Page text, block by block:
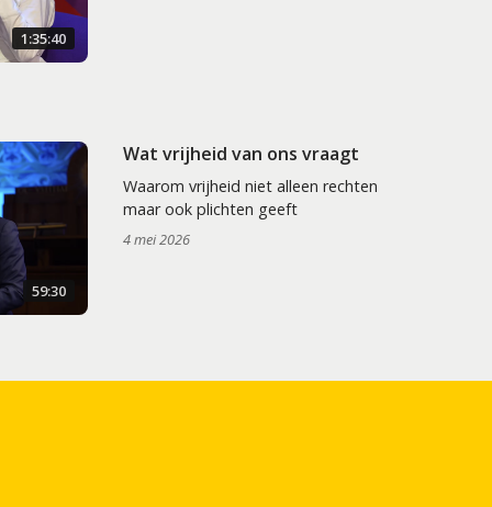
1:35:40
59:30
Wat vrijheid van ons vraagt
Waarom vrijheid niet alleen rechten
maar ook plichten geeft
4 mei 2026